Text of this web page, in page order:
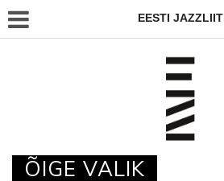
EESTI JAZZLIIT
ÕIGE VALIK